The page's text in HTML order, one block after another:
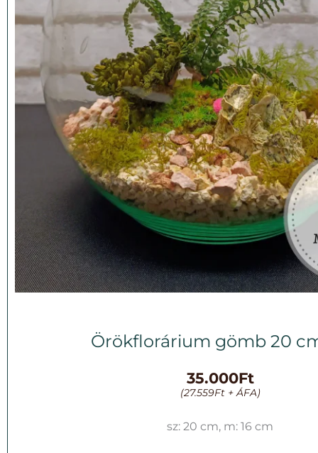
Örökflorárium gömb 20
35.000Ft
(27.559Ft+ ÁFA)
sz: 20 cm, m: 16 cm